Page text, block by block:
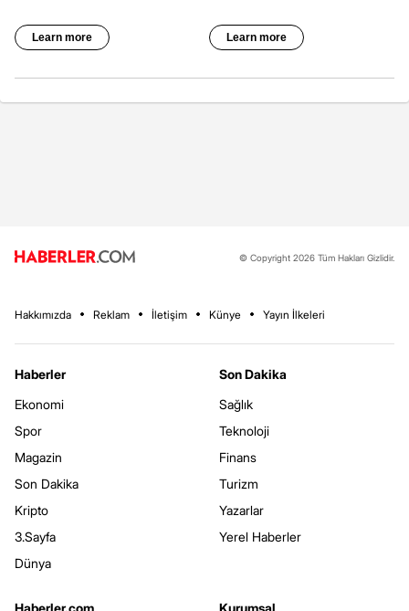
© Copyright 2026 Tüm Hakları Gizlidir.
Hakkımızda Reklam İletişim Künye Yayın İlkeleri
Haberler
Ekonomi
Spor
Magazin
Son Dakika
Kripto
3.Sayfa
Dünya
Son Dakika
Sağlık
Teknoloji
Finans
Turizm
Yazarlar
Yerel Haberler
Haberler.com
Kurumsal